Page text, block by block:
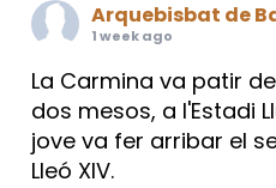
Arquebisbat de
1 week ago
La Carmina va patir
dos mesos, a l'Estadi
jove va fer arribar el
Lleó XIV.